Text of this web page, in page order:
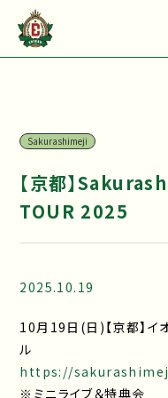
Sakurashimeji
【京都】
TOUR 2025
2025.10.19
10月19日(日)【京都】イ
ル
https://
※ミニライブ＆特典会